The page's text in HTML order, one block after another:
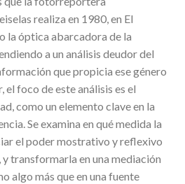
realiza en 1980, en El
la óptica abarcadora de la
a un análisis deudor del
que propicia ese género
foco de este análisis es el
como un elemento clave en la
Se examina en qué medida la
el poder mostrativo y reflexivo
transformarla en una mediación
algo más que en una fuente